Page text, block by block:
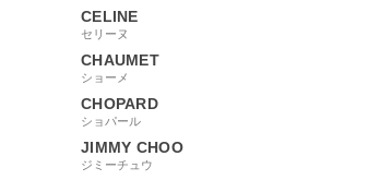
CELINE
セリーヌ
CHAUMET
ショーメ
CHOPARD
ショパール
JIMMY CHOO
ジミーチュウ